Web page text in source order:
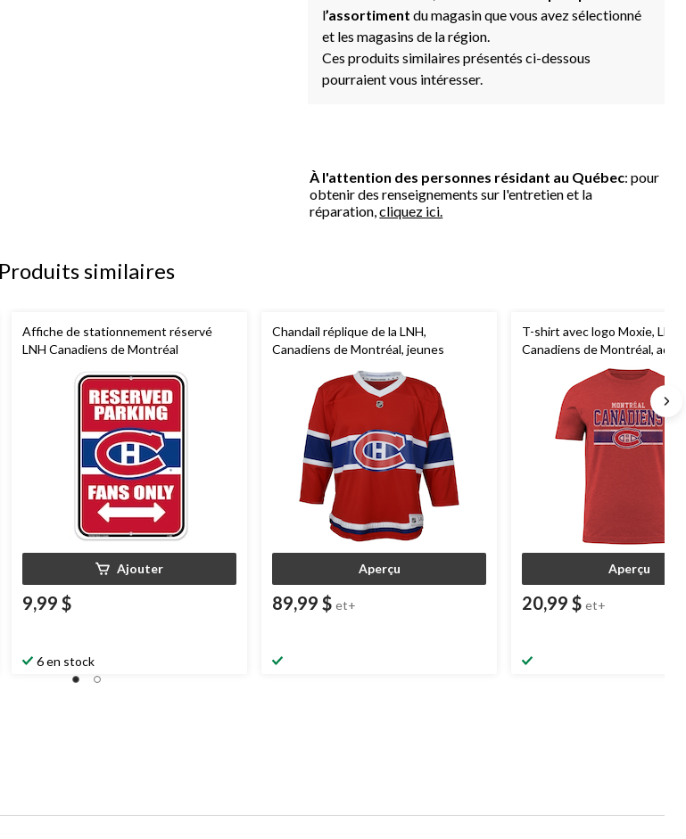
l’assortiment du magasin que vous avez sélectionné
et les magasins de la région.
Ces produits similaires présentés ci-dessous
pourraient vous intéresser.
À l'attention des personnes résidant au Québec: pour
obtenir des renseignements sur l'entretien et la
réparation,cliquez ici.
Produits similaires
Affiche de stationnement réservé
LNH Canadiens de Montréal
Ajouter
9,99 $
6 en stock
Chandail réplique de la LNH,
Canadiens de Montréal, jeunes
Aperçu
89,99 $ et+
T-shirt avec logo Moxie, LNH
Canadiens de Montréal,
Aperçu
20,99 $ et+